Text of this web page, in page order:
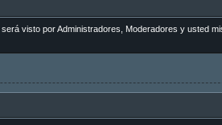
visto por Administradores, Moderadores y usted